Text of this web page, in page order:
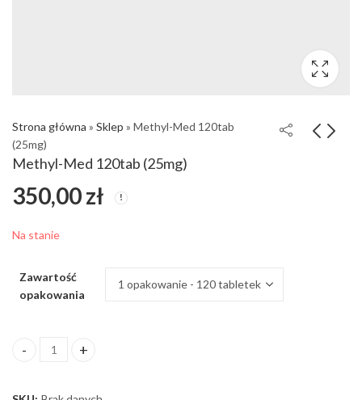
Strona główna » Sklep » Methyl-Med 120tab
(25mg)
Methyl-Med 120tab (25mg)
350,00zł
Na stanie
Zawartość
opakowania
ilość Methyl-Med 120tab (25mg)